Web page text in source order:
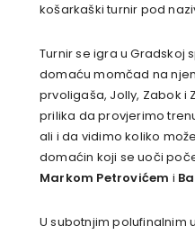
košarkaški turnir pod
Turnir se igra u Gradskoj
domaću momčad na
prvoligaša, Jolly, Zabok i
prilika da provjerimo
ali i da vidimo koliko
domaćin koji se uoči
Markom Petrovićem i
U subotnjim polufinalnim